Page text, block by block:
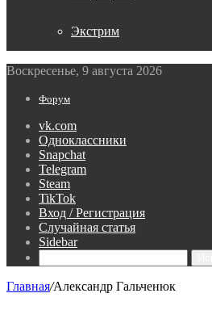
Экстрим
Воскресенье, 9 августа 2026
Форум
vk.com
Одноклассники
Snapchat
Telegram
Steam
TikTok
Вход / Регистрация
Случайная статья
Sidebar
Главная/Александр Гальченюк